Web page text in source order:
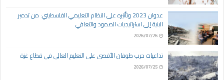
عدوان 2023 وتأثيره على النظام التعليمي الفلسطيني: من تدمير
البنية إلى استراتيجيات الصمود والتعافي
2026/07/26
تداعيات حرب طوفان الأقصى على التعليم العالي في قطاع غزة
2026/07/25